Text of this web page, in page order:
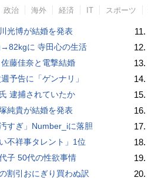
政治 海外 経済 IT スポーツ
光博が結婚を発表
に 寺田心の生活
藤佳奈と電撃結婚
予告に「ゲンナリ」
逮捕されていたか
純貴が結婚を発表
汚すぎ」Number_iに落胆
い不祥事タレント」1位
子 50代の性欲事情
割引おにぎり買わぬ訳
11.
12.
13.
14.
15.
16.
17.
18.
19.
20.